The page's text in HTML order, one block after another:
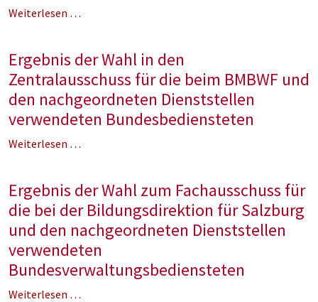
Weiterlesen …
Ergebnis der Wahl in den
Zentralausschuss für die beim BMBWF und
den nachgeordneten Dienststellen
verwendeten Bundesbediensteten
Weiterlesen …
Ergebnis der Wahl zum Fachausschuss für
die bei der Bildungsdirektion für Salzburg
und den nachgeordneten Dienststellen
verwendeten
Bundesverwaltungsbediensteten
Weiterlesen …